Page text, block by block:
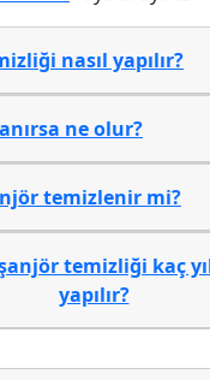
nasıl yapılır?
ne olur?
temizlenir mi?
temizliği kaç
yapılır?